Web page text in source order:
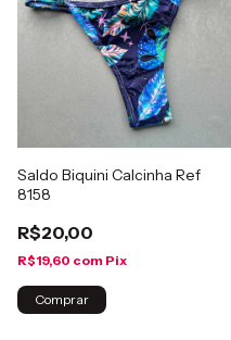
Saldo Biquini Calcinha Ref
8158
R$20,00
R$19,60 com Pix
Comprar